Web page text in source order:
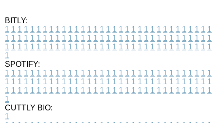
BITLY:
1 1 1 1 1 1 1 1 1 1 1 1 1 1 1 1 1 1 1 1 1 1 1 1 1 1 1 1 1 1 1 1 1
1 1 1 1 1 1 1 1 1 1 1 1 1 1 1 1 1 1 1 1 1 1 1 1 1 1 1 1 1 1 1 1 1
1 1 1 1 1 1 1 1 1 1 1 1 1 1 1 1 1 1 1 1 1 1 1 1 1 1 1 1 1 1 1 1 1
1
SPOTIFY:
1 1 1 1 1 1 1 1 1 1 1 1 1 1 1 1 1 1 1 1 1 1 1 1 1 1 1 1 1 1 1 1 1
1 1 1 1 1 1 1 1 1 1 1 1 1 1 1 1 1 1 1 1 1 1 1 1 1 1 1 1 1 1 1 1 1
1 1 1 1 1 1 1 1 1 1 1 1 1 1 1 1 1 1 1 1 1 1 1 1 1 1 1 1 1 1 1 1 1
1
CUTTLY BIO:
1